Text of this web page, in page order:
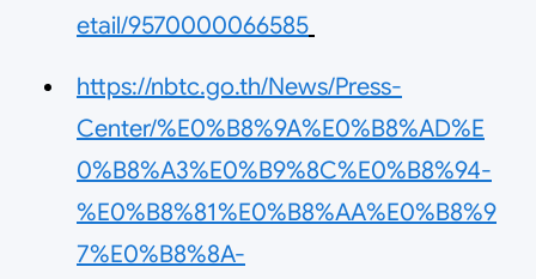
etail/9570000066585
https://nbtc.go.th/News/Press-
Center/%E0%B8%9A%E0%B8%AD%E
0%B8%A3%E0%B9%8C%E0%B8%94-
%E0%B8%81%E0%B8%AA%E0%B8%9
7%E0%B8%8A-